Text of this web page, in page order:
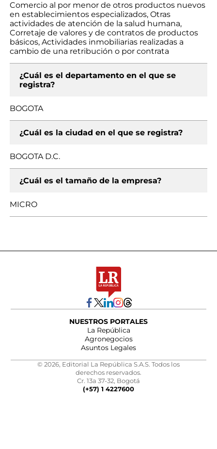
Comercio al por menor de otros productos nuevos
en establecimientos especializados, Otras
actividades de atención de la salud humana,
Corretaje de valores y de contratos de productos
básicos, Actividades inmobiliarias realizadas a
cambio de una retribución o por contrata
¿Cuál es el departamento en el que se
registra?
BOGOTA
¿Cuál es la ciudad en el que se registra?
BOGOTA D.C.
¿Cuál es el tamaño de la empresa?
MICRO
NUESTROS PORTALES
La República
Agronegocios
Asuntos Legales
© 2026, Editorial La República S.A.S. Todos los
derechos reservados.
Cr. 13a 37-32, Bogotá
(+57) 1 4227600